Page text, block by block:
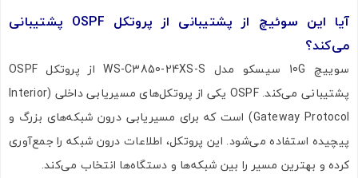
آیا این سوئیچ از پشتیبانی از پروتکل
پشتیبانی
می‌کند؟
سوییچ 10G سیسکو مدل WS-C3850-24XS-S از پروتکل OSPF
پشتیبانی می‌کند. OSPF یکی از پروتکل‌های مسیریابی داخلی (Interior
Gateway Protocol) است که برای مسیریابی درون شبکه‌های بزرگ و
پیچیده استفاده می‌شود. این پروتکل، اطلاعات درون شبکه را جمع‌آوری
کرده و بهترین مسیر را بین شبکه‌ها و دستگاه‌ها انتخاب می‌کند.